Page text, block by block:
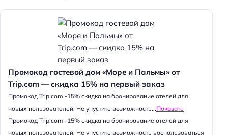
Промокод гостевой дом «Море и Пальмы» от
Trip.com — скидка 15% на первый заказ
Промокод Trip.com -15% скидка на бронирование отелей для
новых пользователей. Не упустите возможность...Показать
Промокод Trip.com -15% скидка на бронирование отелей для
новых пользователей. Не упустите возможность воспользоваться